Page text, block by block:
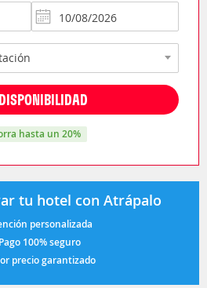
hasta un 20%
tu hotel con Atrápalo
personalizada
Pago 100% seguro
precio garantizado